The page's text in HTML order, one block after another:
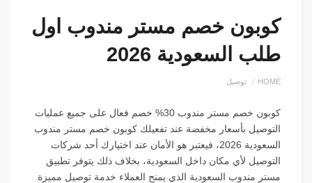
كوبون خصم مستر مندوب اول
طلب السعودية 2026
HOME توصيل
كوبون خصم مستر مندوب 30% خصم فعال على جميع عمليات
التوصيل بأسعار مخفضة عند تفعيلك كوبون خصم مستر مندوب
السعودية 2026، فيعتبر هو الأمان عند اختيارك أحد شركات
التوصيل لأي مكان داخل السعودية، بخلاف ذلك يتوفر تطبيق
مستر مندوب السعودية الذي يمنح العملاء خدمة توصيل مميزة